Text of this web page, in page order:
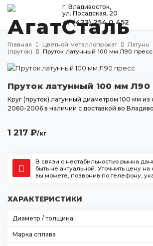
г. Владивосток,
ул. Посадская, 20
+7 (423) 254 0 452
КАТАЛОГ
МЕТАЛЛООБРАБОТКА
ДОСТАВКА И ОПЛАТА
КОНТАКТЫ
Владивосток
ул. Посадская, 20
agatstal@mail.ru
Главная Цветной металлопрокат Латунь
(пруток)
Пруток латунный 100 мм Л90 пресс
Пруток латунный 100 мм Л90
Круг (пруток) латунный диаметром 100 мм
2060-2006 в наличии с доставкой во
1 217 ₽/кг
В связи с нестабильностью рынка
быть не актуальной. Уточнить цену
вы можете, позвонив по телефону,
ХАРАКТЕРИСТИКИ
Диаметр / толщина
Марка сплава